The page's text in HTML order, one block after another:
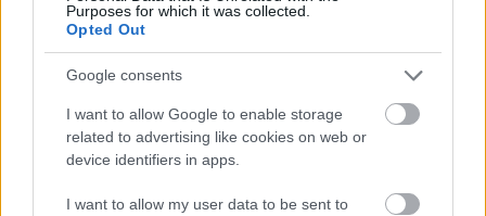
Purposes for which it was collected.
Opted Out
Google consents
I want to allow Google to enable storage
related to advertising like cookies on web or
device identifiers in apps.
I want to allow my user data to be sent to